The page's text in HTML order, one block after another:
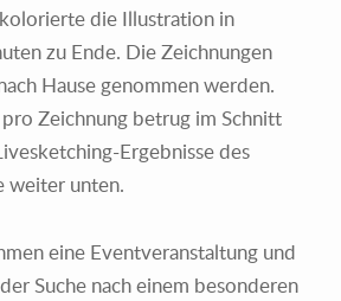
die Illustration in
zu Ende. Die Zeichnungen
Hause genommen werden.
Zeichnung betrug im Schnitt
Ergebnisse des
weiter unten.
eine Eventveranstaltung und
Suche nach einem besonderen